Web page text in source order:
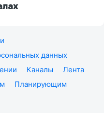
данных
Каналы
Лента
Планирующим